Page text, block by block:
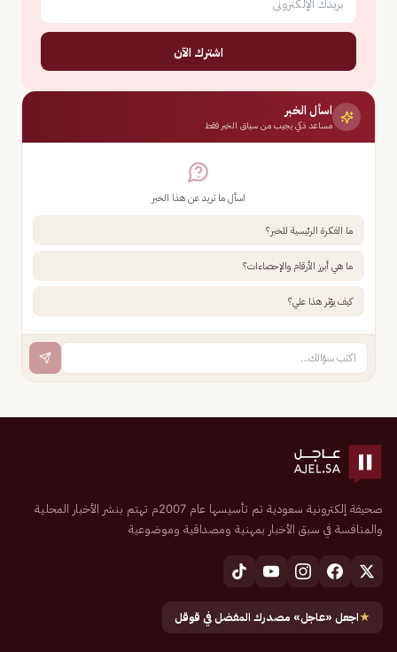
اشترك الآن
اسأل الخبر
مساعد ذكي يجيب من سياق الخبر فقط
اسأل ما تريد عن هذا الخبر
ما الفكرة الرئيسية للخبر؟
ما هي أبرز الأرقام والإحصاءات؟
كيف يؤثر هذا علي؟
صحيفة إلكترونية سعودية تم تأسيسها عام 2007م تهتم بنشر الأخبار المحلية
والمنافسة في سبق الأخبار بمهنية ومصداقية وموضوعية
★اجعل «عاجل» مصدرك المفضل في قوقل